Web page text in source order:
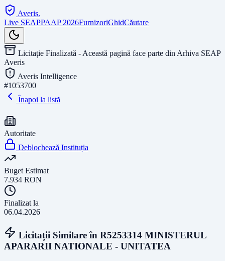
Averis.
Live SEAPPAAP 2026FurnizoriGhidCăutare
Licitație Finalizată - Această pagină face parte din Arhiva SEAP
Averis
Averis Intelligence
#1053700
Înapoi la listă
Autoritate
Deblochează Instituția
Buget Estimat
7.934 RON
Finalizat la
06.04.2026
Licitații Similare în R5253314 MINISTERUL
APARARII NATIONALE - UNITATEA